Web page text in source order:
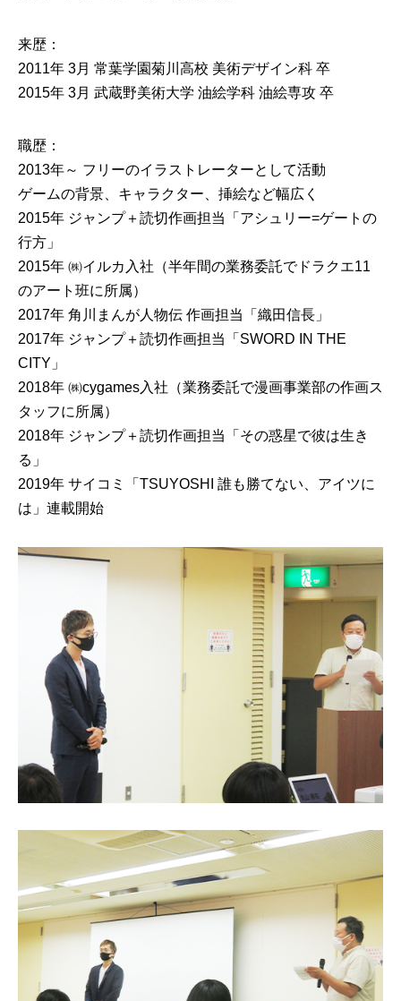
来歴：
2011年 3月 常葉学園菊川高校 美術デザイン科 卒
2015年 3月 武蔵野美術大学 油絵学科 油絵専攻 卒
職歴：
2013年～ フリーのイラストレーターとして活動
ゲームの背景、キャラクター、挿絵など幅広く
2015年 ジャンプ＋読切作画担当「アシュリー=ゲートの
行方」
2015年 ㈱イルカ入社（半年間の業務委託でドラクエ11
のアート班に所属）
2017年 角川まんが人物伝 作画担当「織田信長」
2017年 ジャンプ＋読切作画担当「SWORD IN THE
CITY」
2018年 ㈱cygames入社（業務委託で漫画事業部の作画ス
タッフに所属）
2018年 ジャンプ＋読切作画担当「その惑星で彼は生き
る」
2019年 サイコミ「TSUYOSHI 誰も勝てない、アイツに
は」連載開始